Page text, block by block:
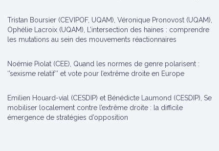
Tristan Boursier (CEVIPOF, UQAM), Véronique Pronovost (UQAM),
Ophélie Lacroix (UQAM), L’intersection des haines : comprendre
les mutations au sein des mouvements réactionnaires
Noémie Piolat (CEE), Quand les normes de genre polarisent :
‘’sexisme relatif’’ et vote pour l’extrême droite en Europe
Emilien Houard-vial (CESDIP) et Bénédicte Laumond (CESDIP), Se
mobiliser localement contre l’extrême droite : la difficile
émergence de stratégies d’opposition